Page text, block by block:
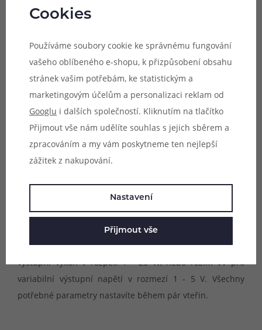
Nastavení modu je nesmírně snadné a intuitivní. V
přední části se nachází ovládací panel s velkým a
přehledným displejem. Na výběr máte ze dvou
základních režimů výstupu. Lze používat režim VW pro
výstupní výkon v rozpětí 1 - 25 W, nebo režim VV pro
variabilní výstupní napětí v rozmezí 1 - 5 V. Všechny
potřebné parametry nastavíte během pár vteřin.
Cookies
Používáme soubory cookie ke správnému fungování
vašeho oblíbeného e-shopu, k přizpůsobení obsahu
stránek vašim potřebám, ke statistickým a
marketingovým účelům a personalizaci reklam od
Googlu i dalších společností. Kliknutím na tlačítko
Přijmout vše nám udělíte souhlas s jejich sběrem a
zpracováním a my vám poskytneme ten nejlepší
zážitek z nakupování.
Nastavení
Přijmout vše